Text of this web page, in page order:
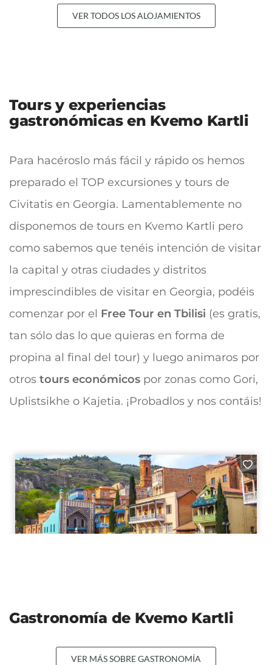
VER TODOS LOS ALOJAMIENTOS
Tours y experiencias
gastronómicas en Kvemo Kartli
Para hacéroslo más fácil y rápido os hemos
preparado el TOP excursiones y tours de
Civitatis en Georgia. Lamentablemente no
disponemos de tours en Kvemo Kartli pero
como sabemos que tenéis intención de visitar
la capital y otras ciudades y distritos
imprescindibles de visitar en Georgia, podéis
comenzar por el Free Tour en Tbilisi (es gratis,
tan sólo das lo que quieras en forma de
propina al final del tour) y luego animaros por
otros tours económicos por zonas como Gori,
Uplistsikhe o Kajetia. ¡Probadlos y nos contáis!
Gastronomía de Kvemo Kartli
VER MÁS SOBRE GASTRONOMÍA